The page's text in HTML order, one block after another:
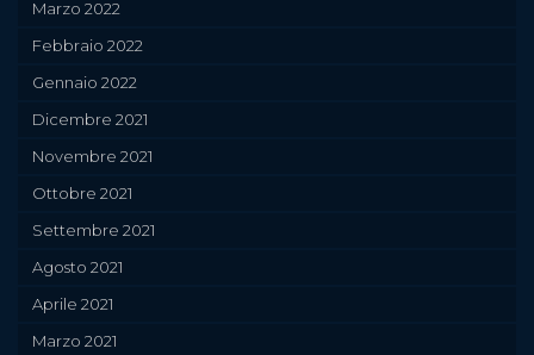
Marzo 2022
Febbraio 2022
Gennaio 2022
Dicembre 2021
Novembre 2021
Ottobre 2021
Settembre 2021
Agosto 2021
Aprile 2021
Marzo 2021